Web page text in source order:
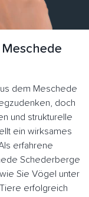
dem Meschede
doch
und strukturelle
ein wirksames
erfahrene
Schederberge
Sie Vögel unter
erfolgreich